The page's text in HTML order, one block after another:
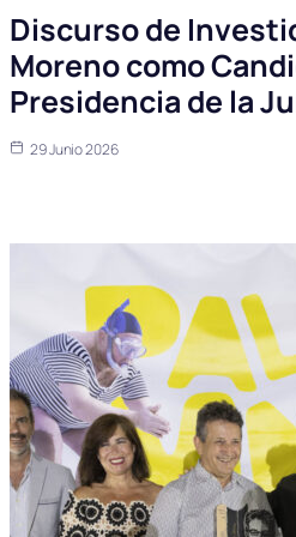
Discurso de
Moreno como
Presidencia de la
29 Junio 2026